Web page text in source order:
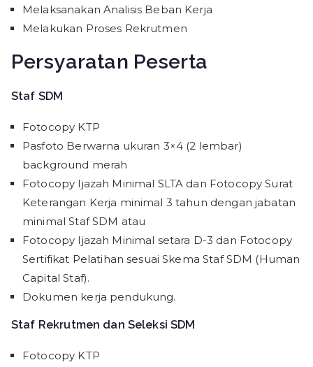
Melaksanakan Analisis Beban Kerja
Melakukan Proses Rekrutmen
Persyaratan Peserta
Staf SDM
Fotocopy KTP
Pasfoto Berwarna ukuran 3×4 (2 lembar)
background merah
Fotocopy Ijazah Minimal SLTA dan Fotocopy Surat
Keterangan Kerja minimal 3 tahun dengan jabatan
minimal Staf SDM atau
Fotocopy Ijazah Minimal setara D-3 dan Fotocopy
Sertifikat Pelatihan sesuai Skema Staf SDM (Human
Capital Staf).
Dokumen kerja pendukung.
Staf Rekrutmen dan Seleksi SDM
Fotocopy KTP